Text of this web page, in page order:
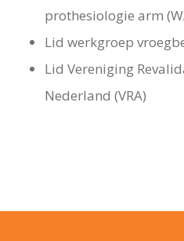
prothesiologie arm
Lid werkgroep
Lid Vereniging
Nederland (VRA)